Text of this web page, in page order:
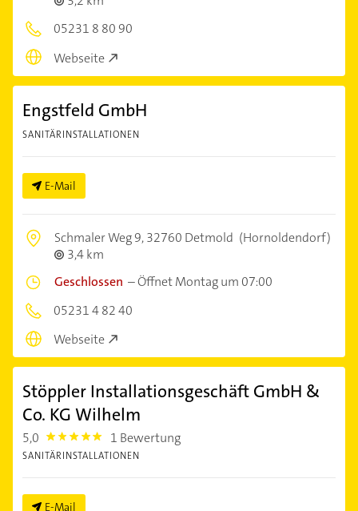
05231 8 80 90
Webseite
Engstfeld GmbH
SANITÄRINSTALLATIONEN
E-Mail
Schmaler Weg 9,32760 Detmold (Hornoldendorf)
3,4 km
Geschlossen –Öffnet Montag um 07:00
05231 4 82 40
Webseite
Stöppler Installationsgeschäft GmbH &
Co. KG Wilhelm
5,0 5.0 1 Bewertung
SANITÄRINSTALLATIONEN
E-Mail